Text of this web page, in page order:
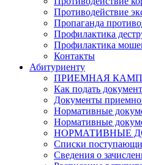
Противодействие
Пропаганда
Профилактика
Профилактика
Контакты
Абитуриенту
ПРИЕМНАЯ
Как подать
Документы
Нормативные
Нормативные
НОРМАТИВНЫЕ
Списки
Сведения о